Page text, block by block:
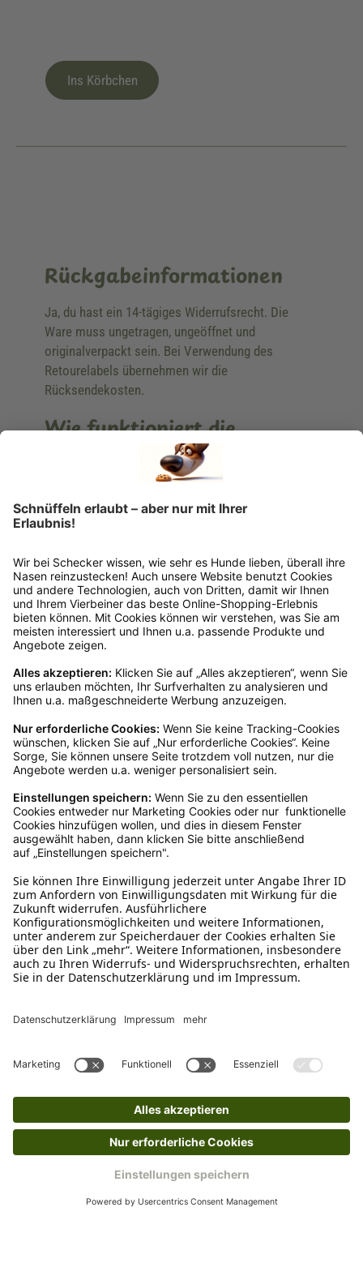
Ins Körbchen
Rückgabeinformationen
Ja, du hast ein 14-tägiges Widerrufsrecht. Die
Ware muss ungetragen, ungeöffnet und
originalverpackt sein. Bei Verwendung des
Retourelabels übernehmen wir die
Rücksendekosten.
Wie funktioniert die
Rücksendung?
findest du online. Verpacke die Artikel
anschließend sicher und klebe das
dir in deinem Kundenkonto anfordern. Hast du als
Gast bestellt, schreibe uns eine Email an
verkauf@schecker.de oder rufe zu unseren
Servicezeiten an, dann lassen wir dir ein
Rücksendeetikett zukommen.
Kundenservice
Mo – Fr 9 – 17 Uhr, Sa 9 – 13 Uhr
Ruf uns an
04942-60 64 080
Schreibe uns
verkauf@schecker.de
WhatsApp Support
Mehr von uns
Barrierefreiheitserklärung Impressum AGB
Datenschutz